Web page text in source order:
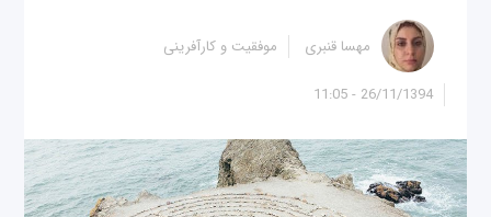
26/11/1394 - 11:05
مهسا قنبری موفقیت و کارآفرینی